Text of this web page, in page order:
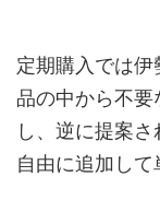
定期購入では
品の中から不
し、逆に提案
自由に追加して